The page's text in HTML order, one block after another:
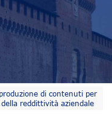
di contenuti per
della reddittività aziendale